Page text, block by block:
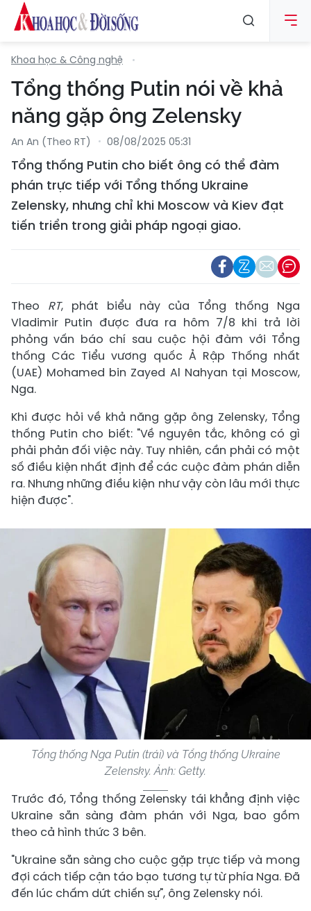
Khoa học & Công nghệ
Tổng thống Putin nói về khả
năng gặp ông Zelensky
An An (Theo RT) 08/08/2025 05:31
Tổng thống Putin cho biết ông có thể đàm
phán trực tiếp với Tổng thống Ukraine
Zelensky, nhưng chỉ khi Moscow và Kiev đạt
tiến triển trong giải pháp ngoại giao.
Theo RT, phát biểu này của Tổng thống Nga
Vladimir Putin được đưa ra hôm 7/8 khi trả lời
phỏng vấn báo chí sau cuộc hội đàm với Tổng
thống Các Tiểu vương quốc Ả Rập Thống nhất
(UAE) Mohamed bin Zayed Al Nahyan tại Moscow,
Nga.
Khi được hỏi về khả năng gặp ông Zelensky, Tổng
thống Putin cho biết: "Về nguyên tắc, không có gì
phải phản đối việc này. Tuy nhiên, cần phải có một
số điều kiện nhất định để các cuộc đàm phán diễn
ra. Nhưng những điều kiện như vậy còn lâu mới thực
hiện được".
Tổng thống Nga Putin (trái) và Tổng thống Ukraine
Zelensky. Ảnh: Getty.
Trước đó, Tổng thống Zelensky tái khẳng định việc
Ukraine sẵn sàng đàm phán với Nga, bao gồm
theo cả hình thức 3 bên.
"Ukraine sẵn sàng cho cuộc gặp trực tiếp và mong
đợi cách tiếp cận táo bạo tương tự từ phía Nga. Đã
đến lúc chấm dứt chiến sự", ông Zelensky nói.